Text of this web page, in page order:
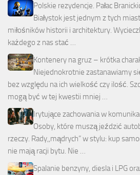
Polskie rezydencje. Pałac
Białystok jest jednym z tych
miłośników historii i architektury.
każdego z nas stać …
Kontenery na gruz – krótka
Niejednokrotnie zastanawiamy
bez względu na ich wielkość czy ilość.
mogą być w tej kwestii mniej …
Irytujące zachowania w
Osoby, które muszą jeździć
rzeczy. Rady,,mądrych” w stylu: kup
nie mają racji bytu. Nie …
Spalanie benzyny, diesla i LPG